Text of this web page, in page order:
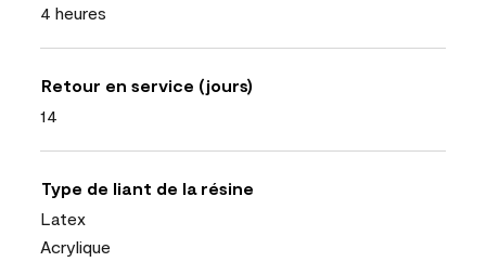
4 heures
Retour en service (jours)
14
Type de liant de la résine
Latex
Acrylique